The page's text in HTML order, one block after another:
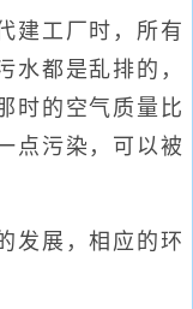
工厂时，所有
水都是乱排的，
时的空气质量比
点污染，可以被
展，相应的环